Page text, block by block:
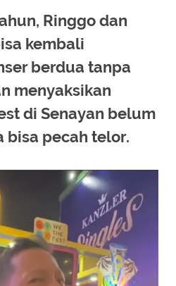
Ringgo dan
kembali
berdua tanpa
menyaksikan
di Senayan belum
bisa pecah telor.